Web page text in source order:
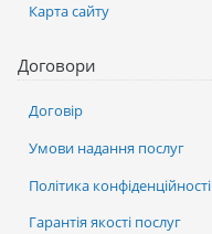
Карта сайту
Договори
Договір
Умови надання послуг
Політика конфіденційності
Гарантія якості послуг